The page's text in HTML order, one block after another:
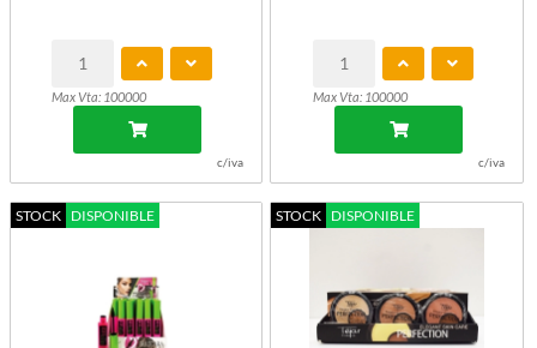
Max Vta: 100000
c/iva
Max Vta: 100000
c/iva
STOCK DISPONIBLE STOCK DISPONIBLE